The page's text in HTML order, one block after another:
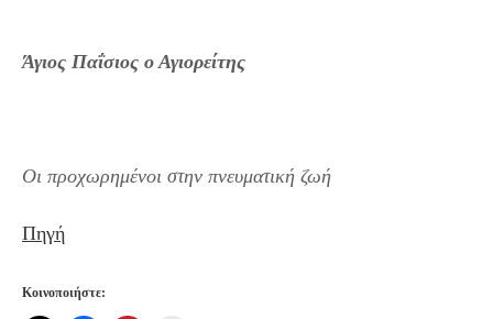
Άγιος Παΐσιος ο Αγιορείτης
Οι προχωρημένοι στην πνευματική ζωή
Πηγή
Κοινοποιήστε: